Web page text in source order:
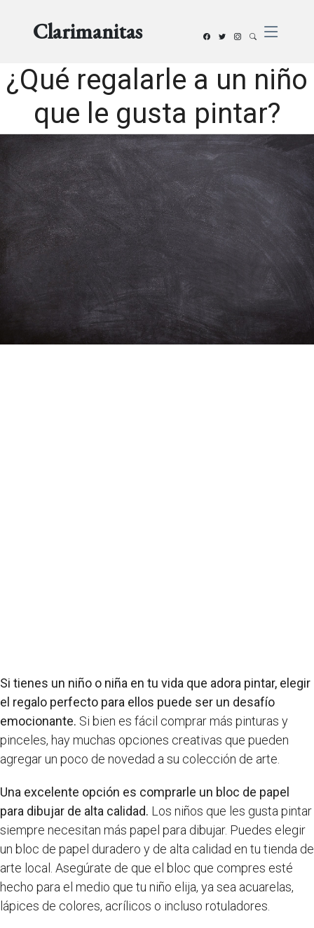
Clarimanitas
¿Qué regalarle a un niño
que le gusta pintar?
Si tienes un niño o niña en tu vida que adora pintar, elegir
el regalo perfecto para ellos puede ser un desafío
emocionante. Si bien es fácil comprar más pinturas y
pinceles, hay muchas opciones creativas que pueden
agregar un poco de novedad a su colección de arte.
Una excelente opción es comprarle un bloc de papel
para dibujar de alta calidad. Los niños que les gusta pintar
siempre necesitan más papel para dibujar. Puedes elegir
un bloc de papel duradero y de alta calidad en tu tienda de
arte local. Asegúrate de que el bloc que compres esté
hecho para el medio que tu niño elija, ya sea acuarelas,
lápices de colores, acrílicos o incluso rotuladores.